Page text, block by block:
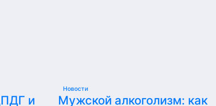
и
Новости
Мужской алкоголизм: как